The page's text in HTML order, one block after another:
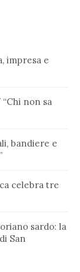
impresa e
non sa
bandiere e
celebra tre
sardo: la
San